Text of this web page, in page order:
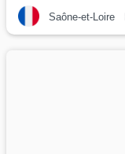
Saône-et-Loire